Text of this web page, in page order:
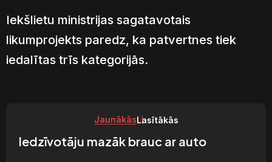
Iekšlietu ministrijas sagatavotais
likumprojekts paredz, ka patvertnes tiek
iedalītas trīs kategorijās.
JaunākāsLasītākās
Iedzīvotāju mazāk brauc ar auto